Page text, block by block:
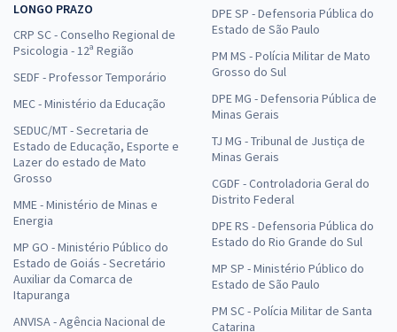
LONGO PRAZO
CRP SC - Conselho Regional de
Psicologia - 12ª Região
SEDF - Professor Temporário
MEC - Ministério da Educação
SEDUC/MT - Secretaria de
Estado de Educação, Esporte e
Lazer do estado de Mato
Grosso
MME - Ministério de Minas e
Energia
MP GO - Ministério Público do
Estado de Goiás - Secretário
Auxiliar da Comarca de
Itapuranga
ANVISA - Agência Nacional de
DPE SP - Defensoria Pública do
Estado de São Paulo
PM MS - Polícia Militar de Mato
Grosso do Sul
DPE MG - Defensoria Pública de
Minas Gerais
TJ MG - Tribunal de Justiça de
Minas Gerais
CGDF - Controladoria Geral do
Distrito Federal
DPE RS - Defensoria Pública do
Estado do Rio Grande do Sul
MP SP - Ministério Público do
Estado de São Paulo
PM SC - Polícia Militar de Santa
Catarina